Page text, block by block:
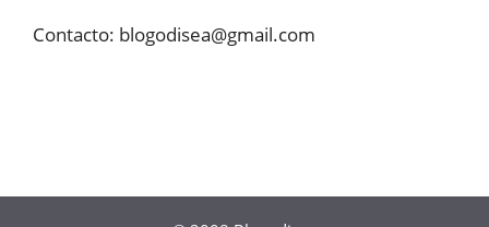
Contacto: blogodisea@gmail.com